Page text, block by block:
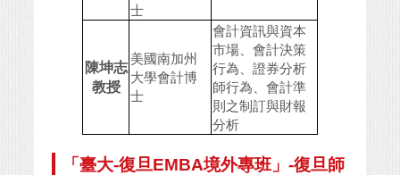
士
陳坤志
教授
美國南加州
大學會計博
士
會計資訊與資本
市場、會計決策
行為、證券分析
師行為、會計準
則之制訂與財報
分析
「臺大-復旦EMBA境外專班」-復旦師